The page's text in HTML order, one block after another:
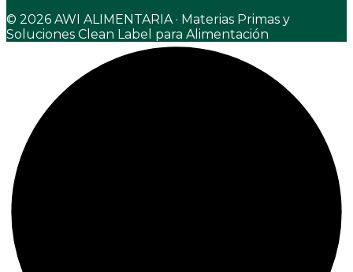
© 2026 AWI ALIMENTARIA · Materias Primas y
Soluciones Clean Label para Alimentación